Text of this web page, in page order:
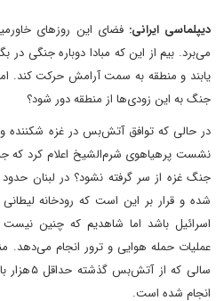
دیپلماسی ایرانی: فضای این روزهای
می‌برد. بیم از این که مبادا دوباره جنگی در
یابند و منطقه به سمت آرامش حرکت کند.
جنگ به این زودی‌ها از منطقه دور شود؟
در حالی که توافق آتش‌بس در غزه شکننده
نشست پرهیاهوی شرم‌الشیخ اعلام کرد که
جنگ غزه از سر گرفته نشود؟ در لبنان
شده و قرار بر این است که رودخانه
اسرائیل باشد اما شاهدیم که چنین
عملیات حمله هوایی و ترور انجام می‌دهد.
سالی که
انجام شده است.